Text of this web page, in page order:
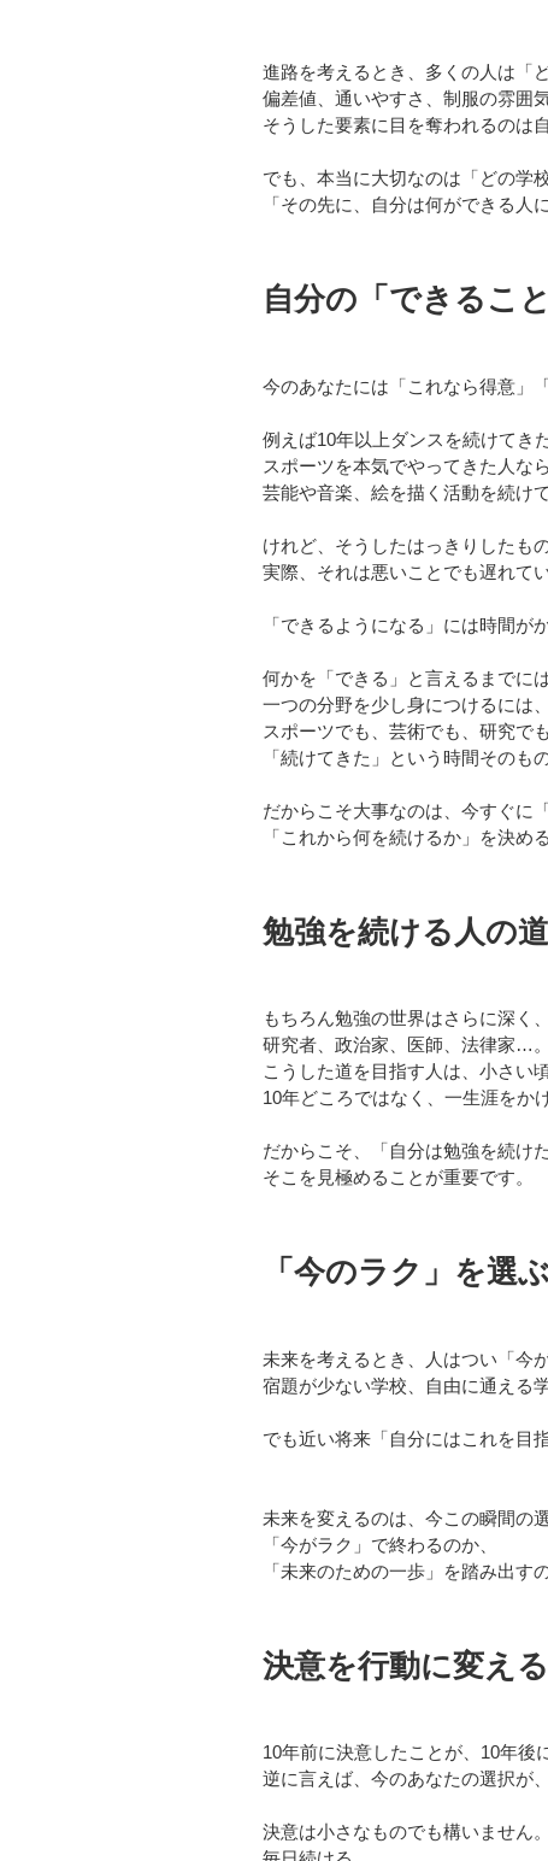
進路を考えるとき、多くの人は「
偏差値、通いやすさ、制服の雰囲
そうした要素に目を奪われるのは
でも、本当に大切なのは「どの学
「その先に、自分は何ができる人
自分の「できるこ
今のあなたには「これなら得意」
例えば10年以上ダンスを続けてき
スポーツを本気でやってきた人な
芸能や音楽、絵を描く活動を続け
けれど、そうしたはっきりしたも
実際、それは悪いことでも遅れて
「できるようになる」には時間が
何かを「できる」と言えるまでに
一つの分野を少し身につけるには
スポーツでも、芸術でも、研究でも
「続けてきた」という時間そのも
だからこそ大事なのは、今すぐに
「これから何を続けるか」を決め
勉強を続ける人の道
もちろん勉強の世界はさらに深く
研究者、政治家、医師、法律家…。
こうした道を目指す人は、小さい
10年どころではなく、一生涯をか
だからこそ、「自分は勉強を続け
そこを見極めることが重要です。
「今のラク」を選
未来を考えるとき、人はつい「今
宿題が少ない学校、自由に通える
でも近い将来「自分にはこれを目
未来を変えるのは、今この瞬間の
「今がラク」で終わるのか、
「未来のための一歩」を踏み出すの
決意を行動に変える
10年前に決意したことが、10年後
逆に言えば、今のあなたの選択が
決意は小さなものでも構いません。